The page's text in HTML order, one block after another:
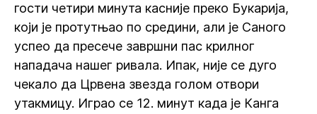
гости четири минута касније преко Букарија,
који је протутњао по средини, али је Саного
успео да пресече завршни пас крилног
нападача нашег ривала. Ипак, није се дуго
чекало да Црвена звезда голом отвори
утакмицу. Играо се 12. минут када је Канга